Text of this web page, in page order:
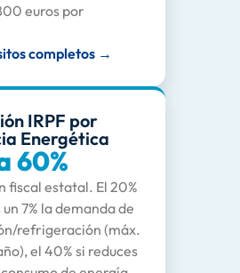
euros por
completos →
IRPF por
Energética
60%
fiscal estatal. El 20%
7% la demanda de
refrigeración (máx.
el 40% si reduces